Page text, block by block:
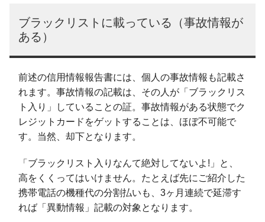
ブラックリストに載っている（事故情報が
ある）
前述の信用情報報告書には、個人の事故情報も記載さ
れます。事故情報の記載は、その人が「ブラックリス
ト入り」していることの証。事故情報がある状態でク
レジットカードをゲットすることは、ほぼ不可能で
す。当然、却下となります。
「ブラックリスト入りなんて絶対してないよ!」と、
高をくくってはいけません。たとえば先にご紹介した
携帯電話の機種代の分割払いも、3ヶ月連続で延滞す
れば「異動情報」記載の対象となります。